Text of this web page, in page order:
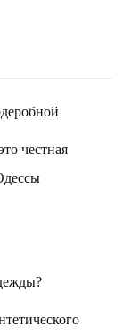
честная